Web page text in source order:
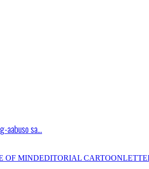
aabuso sa…
OF MINDEDITORIAL CARTOON